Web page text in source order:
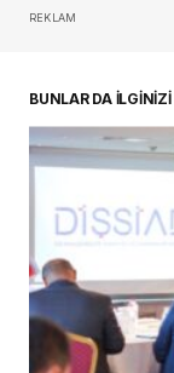
REKLAM
BUNLAR DA İLGİNİZİ